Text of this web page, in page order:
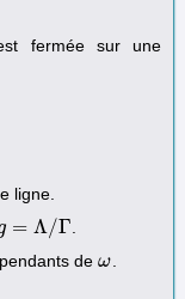
fermée sur une
ligne.
= Λ/Γ
Λ/Γ
deω
ω